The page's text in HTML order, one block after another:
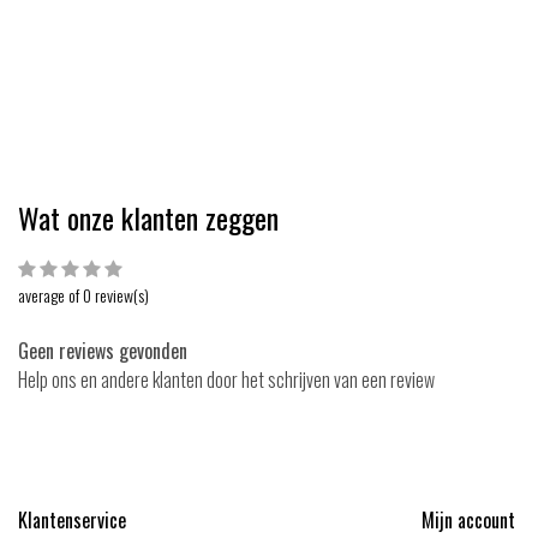
Wat onze klanten zeggen
average of 0 review(s)
Geen reviews gevonden
Help ons en andere klanten door het schrijven van een review
Klantenservice Mijn account